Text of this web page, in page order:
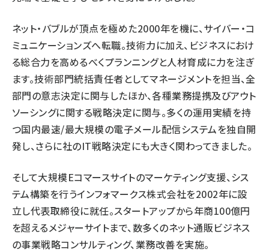
ネット・バブルが頂点を極めた2000年を機に、サイバー・コ
ミュニケーションズへ転職。技術力に加え、ビジネスにおけ
る総合力を高めるべくプランニングと人材育成に力を注ぎ
ます。技術部門統括責任者としてマネージメントを担当、全
部門の意志決定に関与したほか、各種業務提携及びアウト
ソーシングに関する戦略決定に関与。多くの運用実績を持
つ国内最速/最大規模の電子メール配信システムを独自開
発し、さらに社のIT戦略決定にも大きく関わってきました。
そして大規模Eコマースサイトのマーケティング支援、シス
テム構築を行うインフォマークス株式会社を2002年に設
立し代表取締役に就任。スタートアップから年商100億円
を超えるメジャーサイトまで、数多くのネット通販ビジネス
の事業戦略コンサルティング、業務改善を実施。